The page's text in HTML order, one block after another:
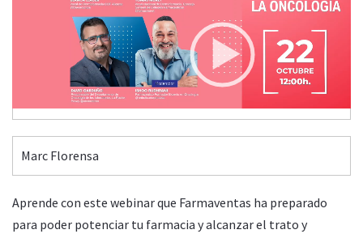
FARMACIA, MÁS ALLÁ DE LA ONCOLOGÍA
Miércoles, 22 Octubre 2025 12:00
Marc Florensa
14:51
Aprende con este webinar que Farmaventas ha preparado
para poder potenciar tu farmacia y alcanzar el trato y